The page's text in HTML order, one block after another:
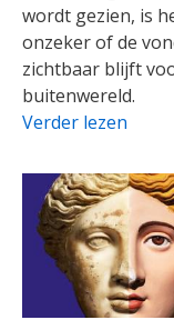
wordt gezien, is
onzeker of de
zichtbaar blijft
buitenwereld.
Verder lezen